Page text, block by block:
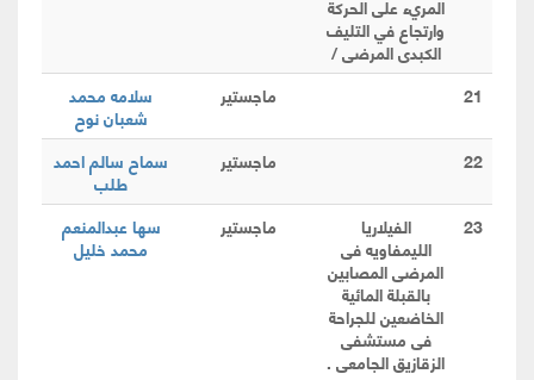
المريء على الحركة
وارتجاع في التليف
الكبدى المرضى /
21
ماجستير سلامه محمد
شعبان نوح
22
ماجستير سماح سالم احمد
طلب
23
الفيلاريا
الليمفاويه فى
المرضى المصابين
بالقبلة المائية
الخاضعين للجراحة
فى مستشفى
الزقازيق الجامعى .
ماجستير سها عبدالمنعم
محمد خليل